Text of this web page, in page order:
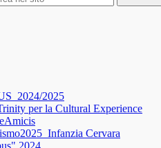
2025
per la Cultural Experience
Cervara